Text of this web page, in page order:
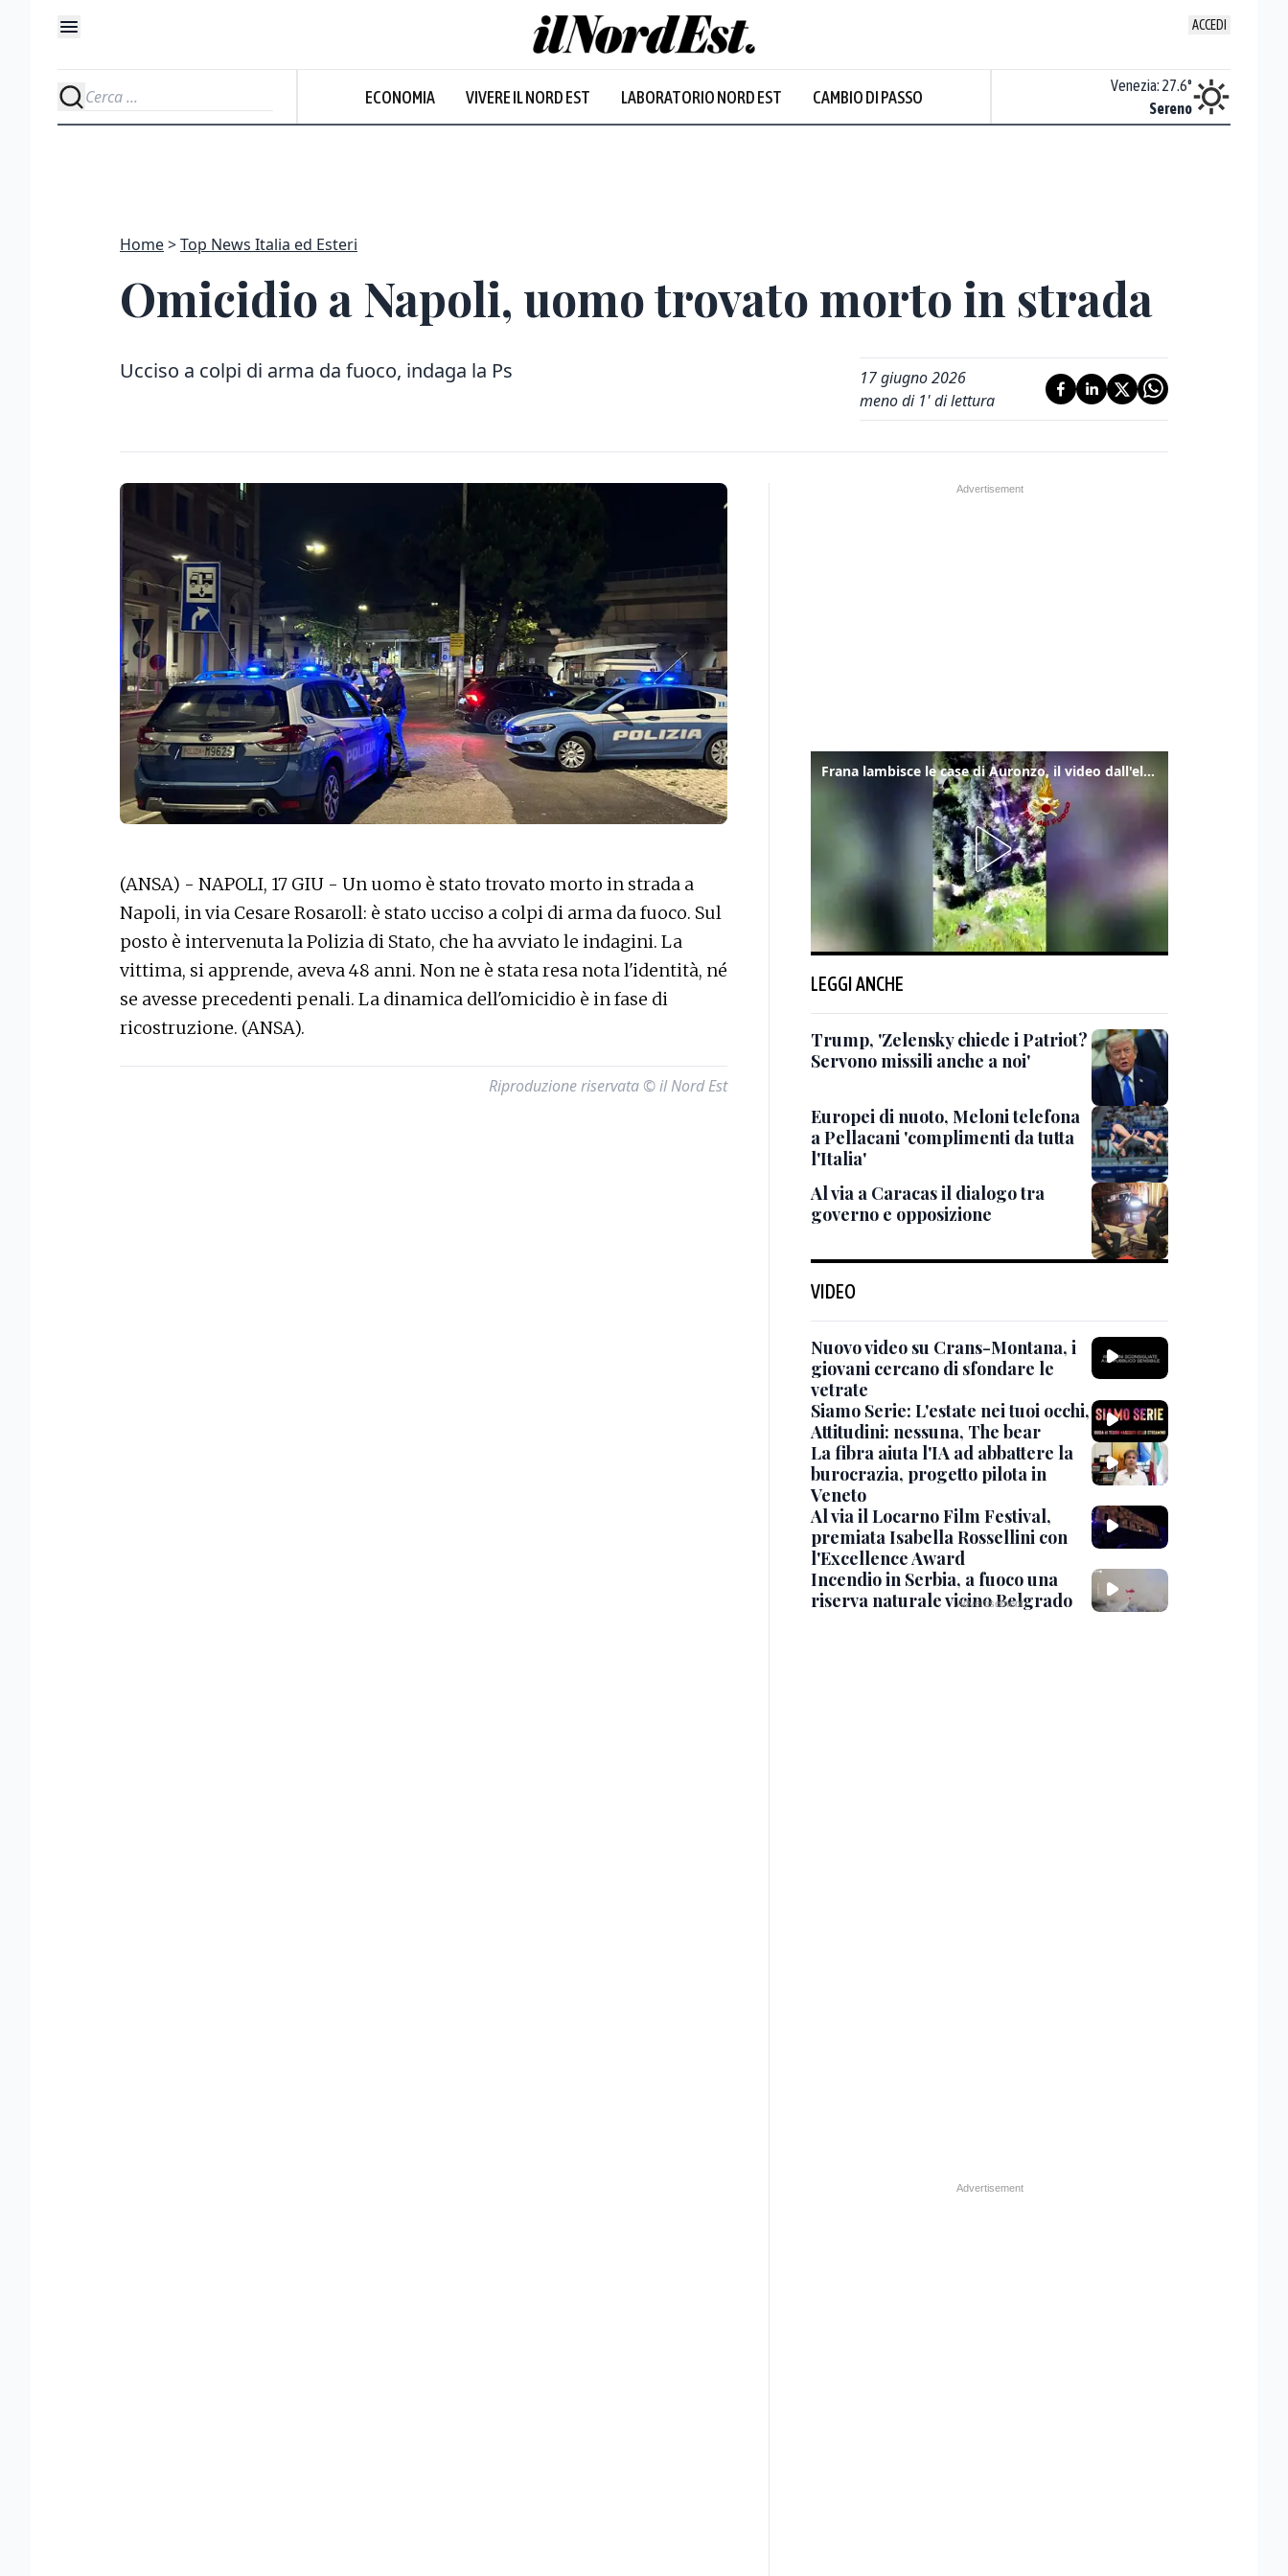
ACCEDI
ECONOMIA VIVERE IL NORD EST LABORATORIO NORD EST CAMBIO DI PASSO
Nuvoloso
Venezia: 27.6°
Sereno
Home Top News Italia ed Esteri
Omicidio a Napoli, uomo trovato morto in strada
Ucciso a colpi di arma da fuoco, indaga la Ps
17 giugno 2026
meno di 1' di lettura
(ANSA) - NAPOLI, 17 GIU - Un uomo è stato trovato morto in strada a
Napoli, in via Cesare Rosaroll: è stato ucciso a colpi di arma da fuoco. Sul
posto è intervenuta la Polizia di Stato, che ha avviato le indagini. La
vittima, si apprende, aveva 48 anni. Non ne è stata resa nota l'identità, né
se avesse precedenti penali. La dinamica dell'omicidio è in fase di
ricostruzione. (ANSA).
Riproduzione riservata © il Nord Est
Frana lambisce le case di Auronzo, il video dall'elicottero dei vigili del fuoco
LEGGI ANCHE
Trump, 'Zelensky chiede i Patriot?
Servono missili anche a noi'
Europei di nuoto, Meloni telefona
a Pellacani 'complimenti da tutta
l'Italia'
Al via a Caracas il dialogo tra
governo e opposizione
VIDEO
Nuovo video su Crans-Montana, i
giovani cercano di sfondare le
vetrate
Siamo Serie: L'estate nei tuoi occhi,
Attitudini: nessuna, The bear
La fibra aiuta l'IA ad abbattere la
burocrazia, progetto pilota in
Veneto
Al via il Locarno Film Festival,
premiata Isabella Rossellini con
l'Excellence Award
Incendio in Serbia, a fuoco una
riserva naturale vicino Belgrado